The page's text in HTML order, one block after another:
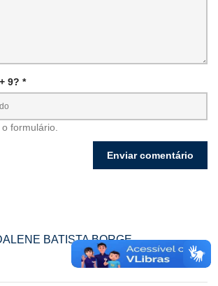
9? *
formulário.
BATISTA BORGE